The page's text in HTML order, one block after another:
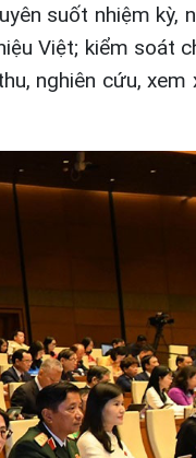
suốt nhiệm kỳ,
Việt; kiểm soát
nghiên cứu,